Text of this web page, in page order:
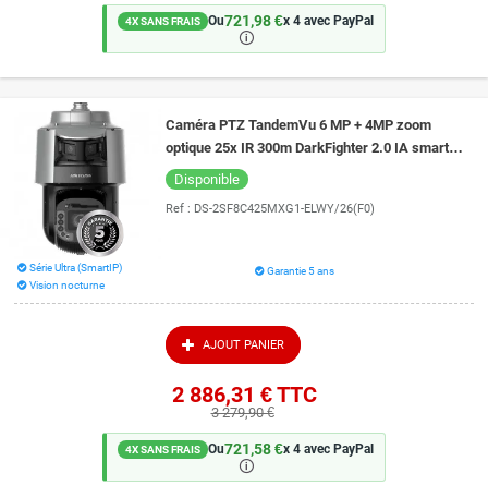
4X SANS FRAIS Ou721,98 €x 4 avec PayPal
🛈
Caméra PTZ TandemVu 6 MP + 4MP zoom
optique 25x IR 300m DarkFighter 2.0 IA smart
tracking Hikvision DS-2SF8C425MXG1-
ELWY/26(F0)
Disponible
Ref : DS-2SF8C425MXG1-ELWY/26(F0)
Série Ultra (SmartIP)
Vision nocturne
Garantie 5 ans
AJOUT PANIER
2 886,31 €TTC
3 279,90 €
4X SANS FRAIS Ou721,58 €x 4 avec PayPal
🛈